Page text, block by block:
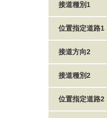
接道種別1
位置指定道路1
接道方向2
接道種別2
位置指定道路2